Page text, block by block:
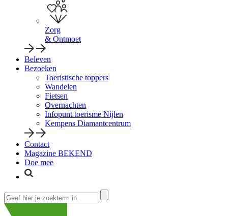
Zorg
& Ontmoet
Beleven
Bezoeken
Toeristische toppers
Wandelen
Fietsen
Overnachten
Infopunt toerisme Nijlen
Kempens Diamantcentrum
Contact
Magazine BEKEND
Doe mee